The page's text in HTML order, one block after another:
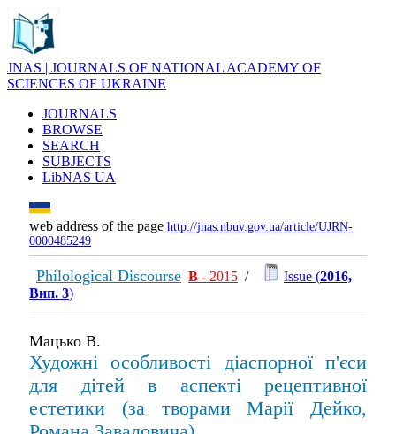
JNAS | JOURNALS OF NATIONAL ACADEMY OF
SCIENCES OF UKRAINE
JOURNALS
BROWSE
SEARCH
SUBJECTS
LibNAS UA
web address of the page http://jnas.nbuv.gov.ua/article/UJRN-
0000485249
Philological Discourse В - 2015 / Issue (2016,
Вип. 3)
Мацько В.
Художні особливості діаспорної п'єси
для дітей в аспекті рецептивної
естетики (за творами Марії Дейко,